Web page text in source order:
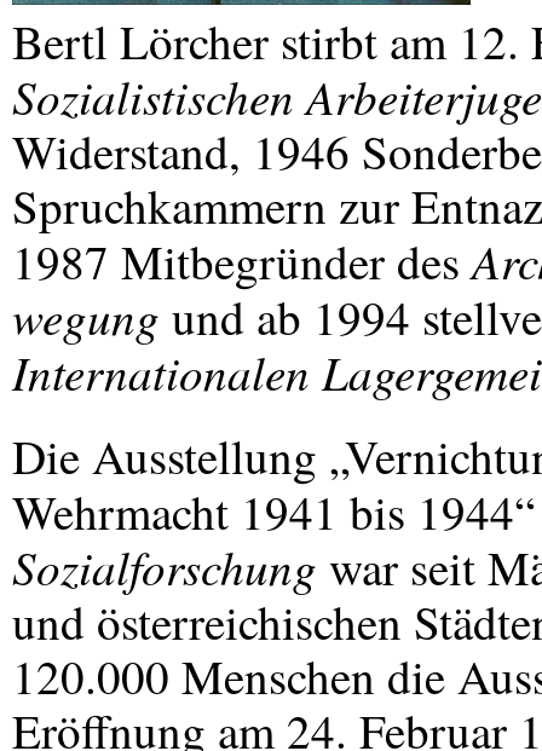
Bertl Lörcher stirbt am
Sozialistischen
Widerstand, 1946
Spruchkammern zur
1987 Mitbegründer des
wegung und ab 1994
Internationalen
Die Ausstellung
Wehrmacht 1941 bis
Sozialforschung war seit
und österreichischen
120.000 Menschen die
Eröffnung am 24. Februar